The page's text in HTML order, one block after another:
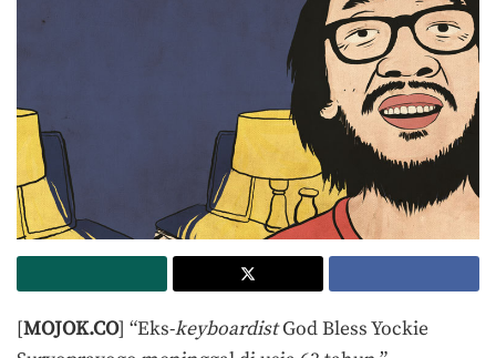
[MOJOK.CO] “Eks-keyboardistGod Bless Yockie